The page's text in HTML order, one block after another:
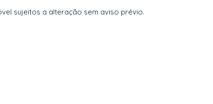
sujeitos a alteração sem aviso prévio.